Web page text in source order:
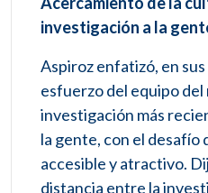
investigación a la
Aspiroz enfatizó, en
esfuerzo del equipo del
investigación más
la gente, con el desafío
accesible y atractivo.
distancia entre la